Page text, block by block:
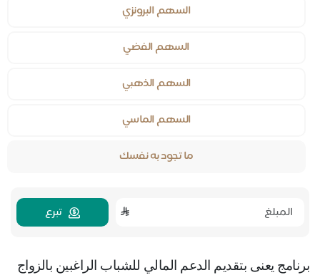
السهم البرونزي
السهم الفضي
السهم الذهبي
السهم الماسي
ما تجود به نفسك
تبرع
برنامج يعنى بتقديم الدعم المالي للشباب الراغبين بالزواج